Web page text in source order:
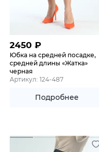
2450 ₽
Юбка на средней посадке,
средней длины «Жатка»
черная
Артикул: 124-487
Подробнее